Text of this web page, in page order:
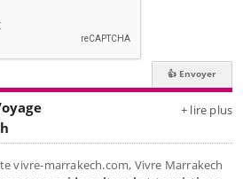
+ lire plus
vivre-marrakech.com, Vivre Marrakech